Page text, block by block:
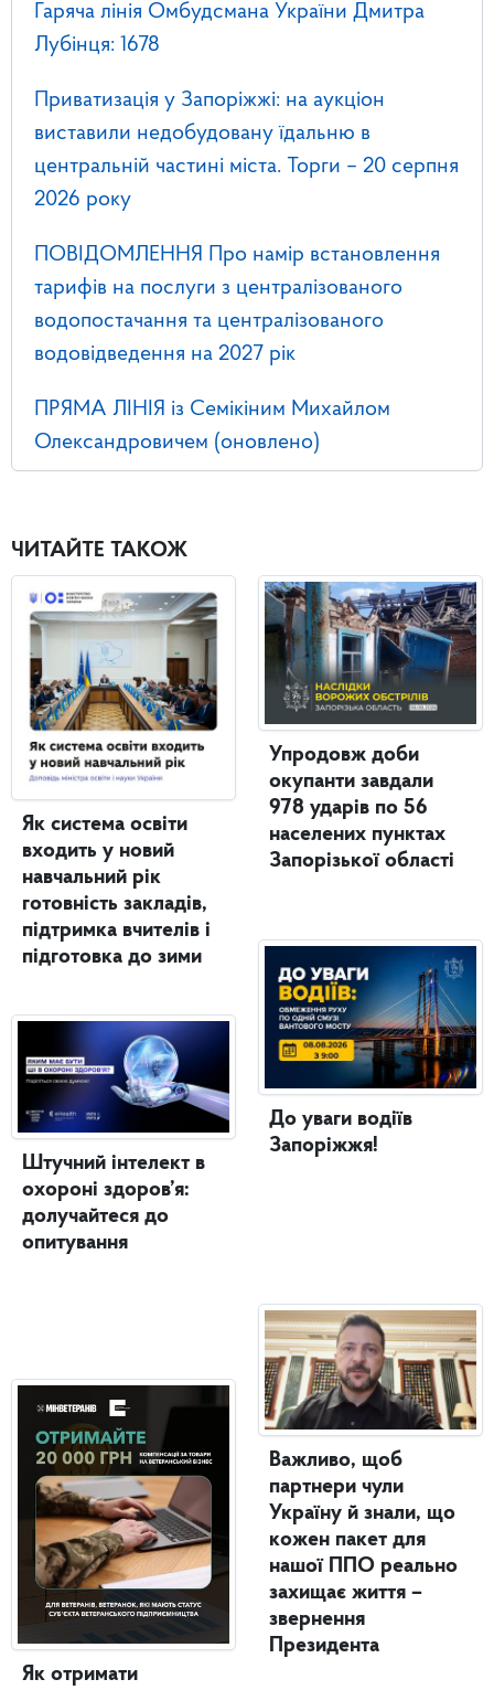
Гаряча лінія Омбудсмана України Дмитра
Лубінця: 1678
Приватизація у Запоріжжі: на аукціон
виставили недобудовану їдальню в
центральній частині міста. Торги – 20 серпня
2026 року
ПОВІДОМЛЕННЯ Про намір встановлення
тарифів на послуги з централізованого
водопостачання та централізованого
водовідведення на 2027 рік
ПРЯМА ЛІНІЯ із Семікіним Михайлом
Олександровичем (оновлено)
ЧИТАЙТЕ ТАКОЖ
Як система освіти
входить у новий
навчальний рік
готовність закладів,
підтримка вчителів і
підготовка до зими
Штучний інтелект в
охороні здоров’я:
долучайтеся до
опитування
Як отримати
Упродовж доби
окупанти завдали
978 ударів по 56
населених пунктах
Запорізької області
До уваги водіїв
Запоріжжя!
Важливо, щоб
партнери чули
Україну й знали, що
кожен пакет для
нашої ППО реально
захищає життя –
звернення
Президента